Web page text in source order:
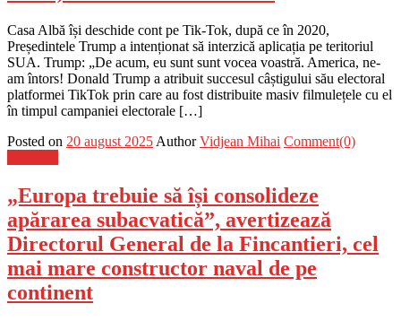
Casa Albă își deschide cont pe Tik-Tok, după ce în 2020,
Președintele Trump a intenționat să interzică aplicația pe teritoriul
SUA. Trump: „De acum, eu sunt sunt vocea voastră. America, ne-
am întors! Donald Trump a atribuit succesul câștigului său electoral
platformei TikTok prin care au fost distribuite masiv filmulețele cu el
în timpul campaniei electorale […]
Posted on 20 august 2025 Author Vidjean Mihai Comment(0)
„Europa trebuie să își consolideze
apărarea subacvatică”, avertizează
Directorul General de la Fincantieri, cel
mai mare constructor naval de pe
continent